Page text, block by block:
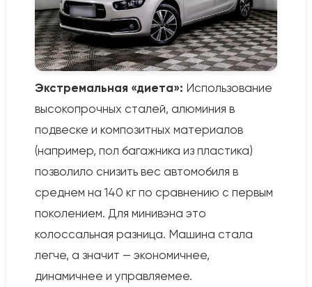
Экстремальная «диета»: Использование
высокопрочных сталей, алюминия в
подвеске и композитных материалов
(например, пол багажника из пластика)
позволило снизить вес автомобиля в
среднем на 140 кг по сравнению с первым
поколением. Для минивэна это
колоссальная разница. Машина стала
легче, а значит — экономичнее,
динамичнее и управляемее.